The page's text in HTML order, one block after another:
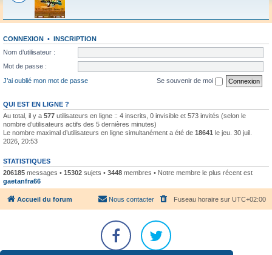
CONNEXION • INSCRIPTION
Nom d’utilisateur :
Mot de passe :
J’ai oublié mon mot de passe
Se souvenir de moi
QUI EST EN LIGNE ?
Au total, il y a 577 utilisateurs en ligne :: 4 inscrits, 0 invisible et 573 invités (selon le
nombre d’utilisateurs actifs des 5 dernières minutes)
Le nombre maximal d’utilisateurs en ligne simultanément a été de 18641 le jeu. 30 juil.
2026, 20:53
STATISTIQUES
206185 messages • 15302 sujets • 3448 membres • Notre membre le plus récent est
gaetanfra66
Accueil du forum Fuseau horaire sur UTC+02:00
Nous contacter